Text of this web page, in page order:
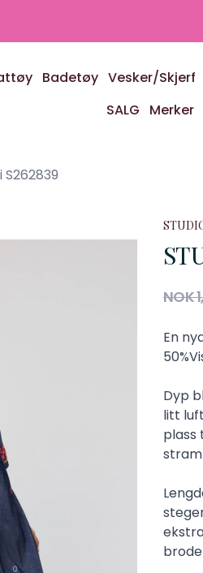
Badetøy Vesker/Skjerf
SALG
Merker
NOK
En
Dyp
litt
plass